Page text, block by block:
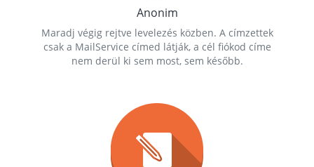
Anonim
Maradj végig rejtve levelezés közben. A címzettek
csak a MailService címed látják, a cél fiókod címe
nem derül ki sem most, sem később.